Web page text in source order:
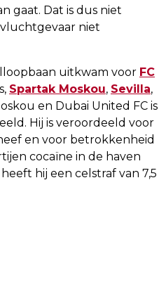
gaat. Dat is dus niet
niet
uitkwam voor FC
Spartak Moskou, Sevilla,
en Dubai United FC is
Hij is veroordeeld voor
en voor betrokkenheid
cocaïne in de haven
hij een celstraf van 7,5